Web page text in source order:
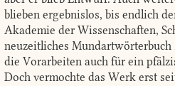
blieben ergebnislos, bis endlich
Akademie der Wissenschaften,
neuzeitliches Mundartwörterbuch
die Vorarbeiten auch für ein
Doch vermochte das Werk erst